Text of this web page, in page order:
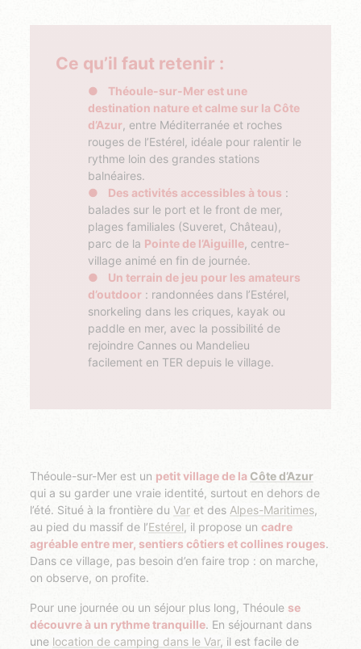
Ce qu’il faut retenir :
Théoule-sur-Mer est une
destination nature et calme sur la Côte
d’Azur , entre Méditerranée et roches
rouges de l’Estérel, idéale pour ralentir le
rythme loin des grandes stations
balnéaires.
Des activités accessibles à tous :
balades sur le port et le front de mer,
plages familiales (Suveret, Château),
parc de la Pointe de l’Aiguille , centre-
village animé en fin de journée.
Un terrain de jeu pour les amateurs
d’outdoor : randonnées dans l’Estérel,
snorkeling dans les criques, kayak ou
paddle en mer, avec la possibilité de
rejoindre Cannes ou Mandelieu
facilement en TER depuis le village.
Théoule-sur-Mer est un petit village de la Côte d’Azur
qui a su garder une vraie identité, surtout en dehors de
l’été. Situé à la frontière duVar et des Alpes-Maritimes,
au pied du massif de l’Estérel, il propose uncadre
agréable entre mer, sentiers côtiers et collines rouges.
Dans ce village, pas besoin d’en faire trop : on marche,
on observe, on profite.
Pour une journée ou un séjour plus long, Théoule se
découvre à un rythme tranquille. En séjournant dans
une location de camping dans le Var, il est facile de